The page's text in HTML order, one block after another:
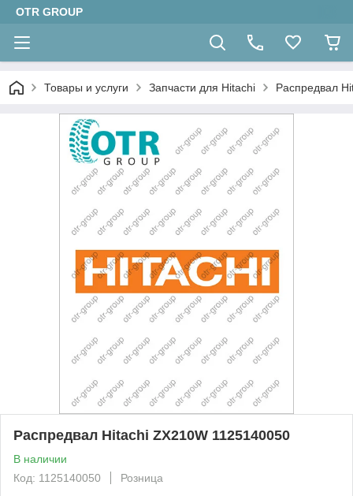
OTR GROUP
Товары и услуги Запчасти для Hitachi Распредвал
Распредвал Hitachi ZX210W 1125140050
В наличии
Код: 1125140050
Розница